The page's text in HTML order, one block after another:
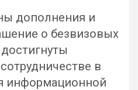
дополнения и
о безвизовых
в
информационной